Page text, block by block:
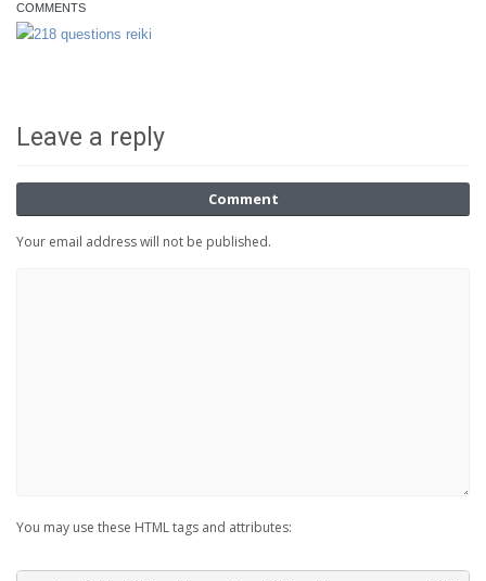
COMMENTS
Leave a reply
Comment
Your email address will not be published.
You may use these HTML tags and attributes: